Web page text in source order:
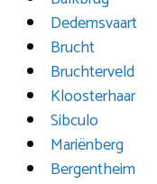
Dedemsvaart
Brucht
Bruchterveld
Kloosterhaar
Sibculo
Mariënberg
Bergentheim